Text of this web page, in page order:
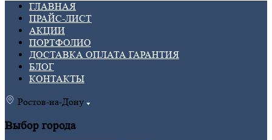
ГЛАВНАЯ
ПРАЙС-ЛИСТ
АКЦИИ
ПОРТФОЛИО
ДОСТАВКА ОПЛАТА ГАРАНТИЯ
БЛОГ
КОНТАКТЫ
Ростов-на-Дону
Выбор города